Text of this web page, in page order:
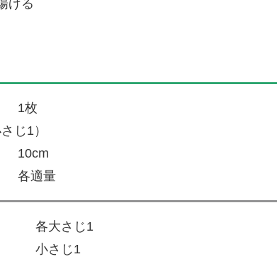
げる
枚
じ1）
各適量
各大さじ1
さじ1